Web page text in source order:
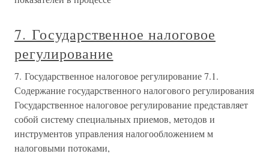
7. Государственное налоговое
регулирование
7. Государственное налоговое регулирование 7.1.
Содержание государственного налогового регулирования
Государственное налоговое регулирование представляет
собой систему специальных приемов, методов и
инструментов управления налогообложением м
налоговыми потоками,